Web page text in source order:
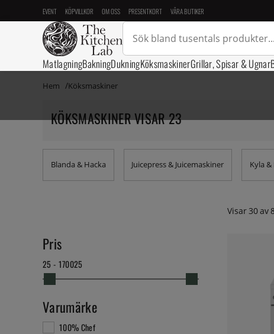
EVENT KÖPVILLKOR OM OSS PRESENTKORT VÅRA BUTIKER
MatlagningBakningDukningKöksmaskinerGrillar, Spisar & Ugnar
Hem Köksmaskiner
KÖKSMASKINER VISAR 23
Blanda & Hacka Juicepress & Juicemaskiner Kyla &
Visar 30av
Pris
25 - 170025
Varumärke
100% Chef